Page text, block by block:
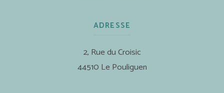
ADRESSE
2, Rue du Croisic
44510 Le Pouliguen